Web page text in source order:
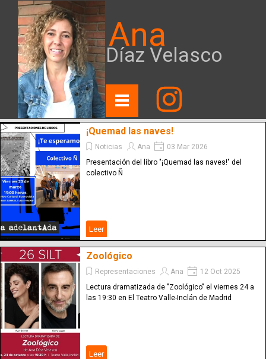
Ana
Díaz Velasco
¡Quemad las naves!
Noticias Ana
03 Mar 2026
Presentación del libro "¡Quemad las naves!" del
colectivo Ñ
Leer
Zoológico
Representaciones Ana
12 Oct 2025
Lectura dramatizada de "Zoológico" el viernes 24 a
las 19:30 en El Teatro Valle-Inclán de Madrid
Leer